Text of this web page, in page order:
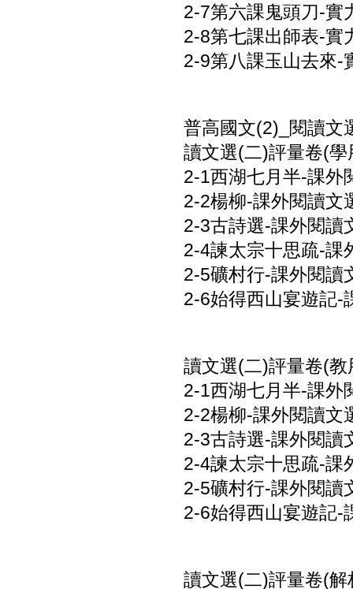
2-7第六課鬼頭刀-實
2-8第七課出師表-實
2-9第八課玉山去來-
普高國文(2)_閱讀文
讀文選(二)評量卷(學
2-1西湖七月半-課外
2-2楊柳-課外閱讀文
2-3古詩選-課外閱讀
2-4諫太宗十思疏-課
2-5礦村行-課外閱讀
2-6始得西山宴遊記-
讀文選(二)評量卷(教
2-1西湖七月半-課外
2-2楊柳-課外閱讀文
2-3古詩選-課外閱讀
2-4諫太宗十思疏-課
2-5礦村行-課外閱讀
2-6始得西山宴遊記-
讀文選(二)評量卷(解